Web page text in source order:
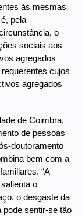
às mesmas
pela
o
sociais aos
agregados
cujos
agregados
de Coimbra,
de pessoas
doutoramento
bem com a
“A
o
o desgaste da
pode sentir-se tão